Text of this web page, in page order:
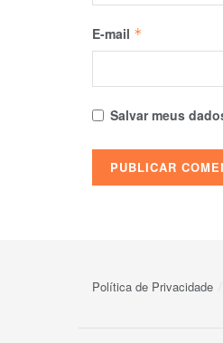
E-mail *
Salvar meus
Política de Privacidade